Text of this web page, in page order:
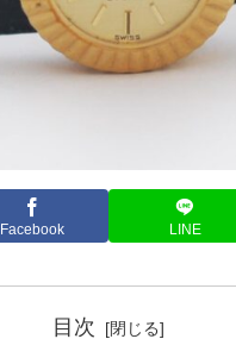
Facebook LINE
目次